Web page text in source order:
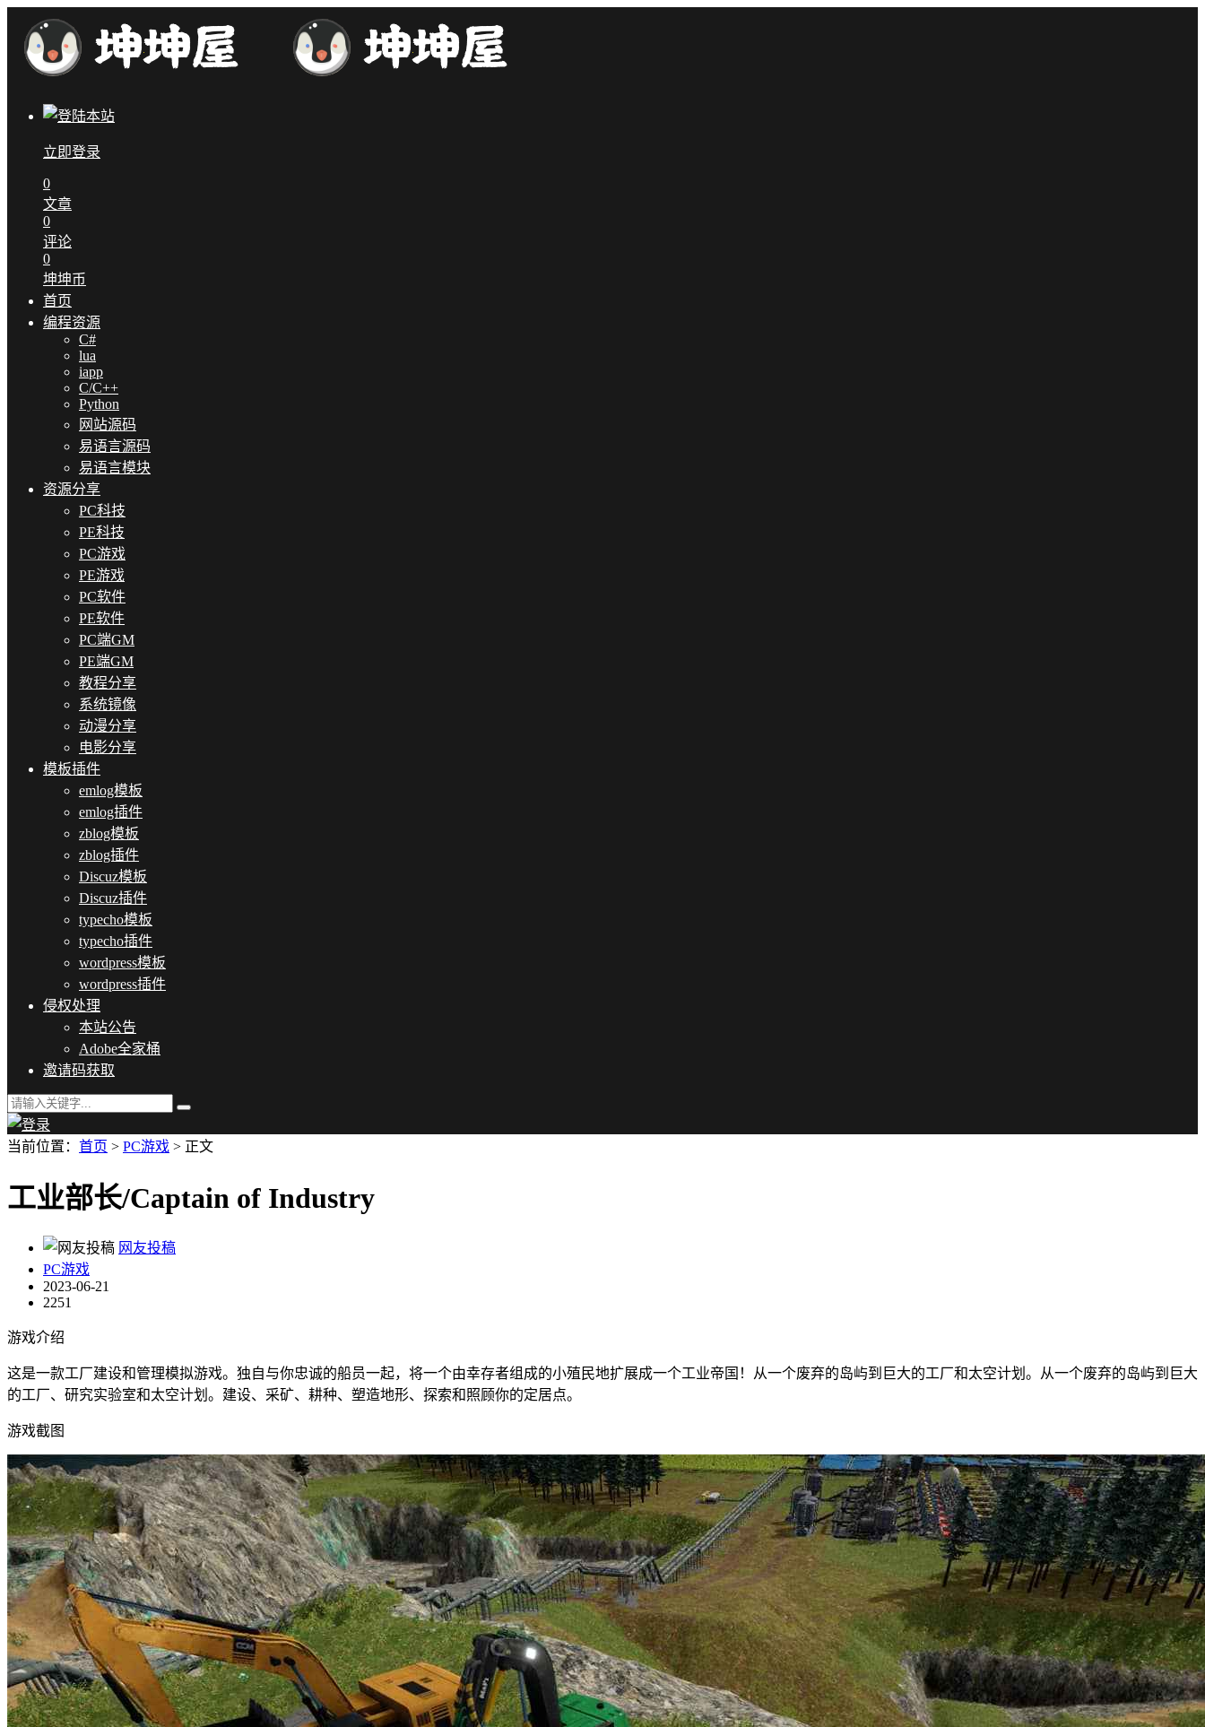
立即登录
0
文章
0
评论
0
坤坤币
首页
编程资源
C#
lua
iapp
C/C++
Python
网站源码
易语言源码
易语言模块
资源分享
PC科技
PE科技
PC游戏
PE游戏
PC软件
PE软件
PC端GM
PE端GM
教程分享
系统镜像
动漫分享
电影分享
模板插件
emlog模板
emlog插件
zblog模板
zblog插件
Discuz模板
Discuz插件
typecho模板
typecho插件
wordpress模板
wordpress插件
侵权处理
本站公告
Adobe全家桶
邀请码获取
当前位置： 首页 > PC游戏 > 正文
工业部长/Captain of Industry
网友投稿
PC游戏
2023-06-21
2251
游戏介绍
这是一款工厂建设和管理模拟游戏。独自与你忠诚的船员一起，将一个由幸存者组成的小殖民地扩展成一个工业帝国！从一个废弃的岛屿到巨大的工厂和太空计划。从一个废弃的岛屿到巨大
的工厂、研究实验室和太空计划。建设、采矿、耕种、塑造地形、探索和照顾你的定居点。
游戏截图